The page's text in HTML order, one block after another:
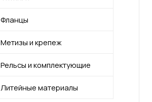
Фланцы
Метизы и крепеж
Рельсы и комплектующие
Литейные материалы